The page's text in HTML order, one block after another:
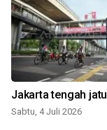
Jakarta tengah
Sabtu, 4 Juli 2026